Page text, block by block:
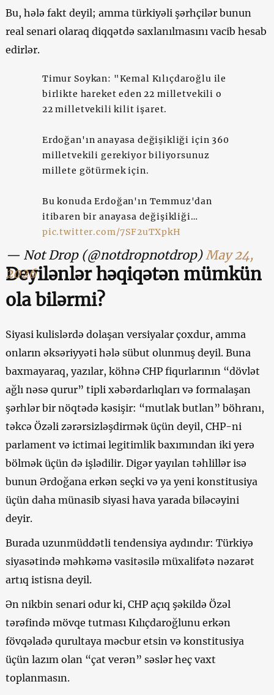
Bu, hələ fakt deyil; amma türkiyəli şərhçilər bunun
real senari olaraq diqqətdə saxlanılmasını vacib hesab
edirlər.
Timur Soykan: "Kemal Kılıçdaroğlu ile
birlikte hareket eden 22 milletvekili o
22 milletvekili kilit işaret.
Erdoğan'ın anayasa değişikliği için 360
milletvekili gerekiyor biliyorsunuz
millete götürmek için.
Bu konuda Erdoğan'ın Temmuz'dan
itibaren bir anayasa değişikliği…
pic.twitter.com/7SF2uTXpkH
— Not Drop (@notdropnotdrop) May 24,
2026
Deyilənlər həqiqətən mümkün
ola bilərmi?
Siyasi kulislərdə dolaşan versiyalar çoxdur, amma
onların əksəriyyəti hələ sübut olunmuş deyil. Buna
baxmayaraq, yazılar, köhnə CHP fiqurlarının “dövlət
ağlı nəsə qurur” tipli xəbərdarlıqları və formalaşan
şərhlər bir nöqtədə kəsişir: “mutlak butlan” böhranı,
təkcə Özəli zərərsizləşdirmək üçün deyil, CHP-ni
parlament və ictimai legitimlik baxımından iki yerə
bölmək üçün də işlədilir. Digər yayılan təhlillər isə
bunun Ərdoğana erkən seçki və ya yeni konstitusiya
üçün daha münasib siyasi hava yarada biləcəyini
deyir.
Burada uzunmüddətli tendensiya aydındır: Türkiyə
siyasətində məhkəmə vasitəsilə müxalifətə nəzarət
artıq istisna deyil.
Ən nikbin senari odur ki, CHP açıq şəkildə Özəl
tərəfində mövqe tutması Kılıçdaroğlunu erkən
fövqəladə qurultaya məcbur etsin və konstitusiya
üçün lazım olan “çat verən” səslər heç vaxt
toplanmasın.